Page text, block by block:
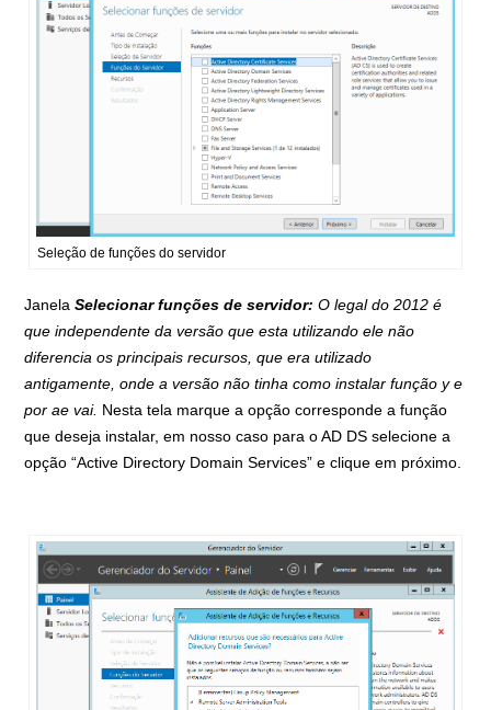
Seleção de funções do servidor
JanelaSelecionar funções de servidor: O legal do 2012 é
que independente da versão que esta utilizando ele não
diferencia os principais recursos, que era utilizado
antigamente, onde a versão não tinha como instalar função y e
por ae vai. Nesta tela marque a opção corresponde a função
que deseja instalar, em nosso caso para o AD DS selecione a
opção “Active Directory Domain Services” e clique em próximo.